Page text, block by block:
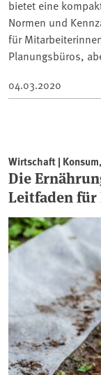
bietet eine
Normen und
für
Planungsbüros,
04.03.2020
Wirtschaft |
Die
Leitfaden